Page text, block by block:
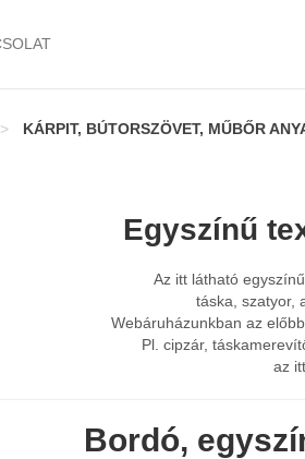
KÁRPIT, BÚTORSZÖVET, MŰBŐR
Egyszínű
Az itt látható
táska, szatyor,
Webáruházunkban az
Pl. cipzár,
az
Bordó,